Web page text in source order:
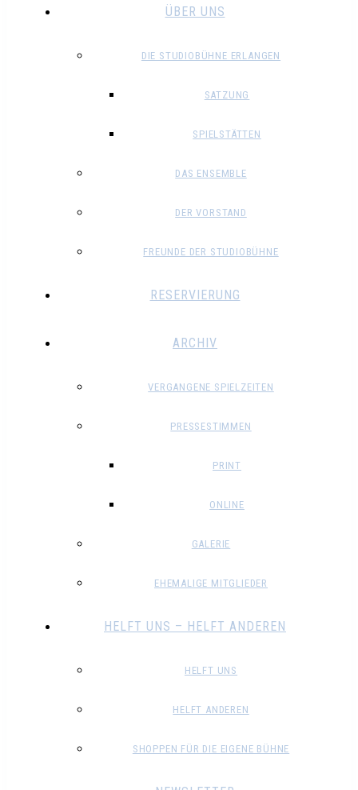
ÜBER UNS
DIE STUDIOBÜHNE ERLANGEN
SATZUNG
SPIELSTÄTTEN
DAS ENSEMBLE
DER VORSTAND
FREUNDE DER STUDIOBÜHNE
RESERVIERUNG
ARCHIV
VERGANGENE SPIELZEITEN
PRESSESTIMMEN
PRINT
ONLINE
GALERIE
EHEMALIGE MITGLIEDER
HELFT UNS – HELFT ANDEREN
HELFT UNS
HELFT ANDEREN
SHOPPEN FÜR DIE EIGENE BÜHNE